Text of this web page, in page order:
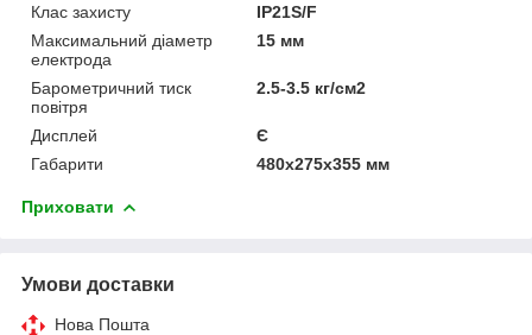
Клас захисту
IP21S/F
Максимальний діаметр
електрода
15 мм
Барометричний тиск
повітря
2.5-3.5 кг/см2
Дисплей
Є
Габарити
480x275x355 мм
Приховати
Умови доставки
Нова Пошта